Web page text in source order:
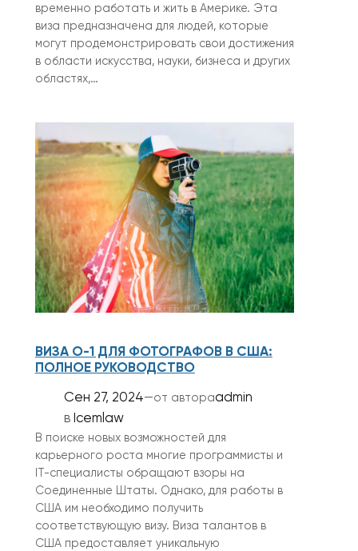
временно работать и жить в Америке. Эта
виза предназначена для людей, которые
могут продемонстрировать свои достижения
в области искусства, науки, бизнеса и других
областях,…
ВИЗА O-1 ДЛЯ ФОТОГРАФОВ В США:
ПОЛНОЕ РУКОВОДСТВО
Сен 27, 2024—от автораadmin
в Icemlaw
В поиске новых возможностей для
карьерного роста многие программисты и
IT-специалисты обращают взоры на
Соединенные Штаты. Однако, для работы в
США им необходимо получить
соответствующую визу. Виза талантов в
США предоставляет уникальную